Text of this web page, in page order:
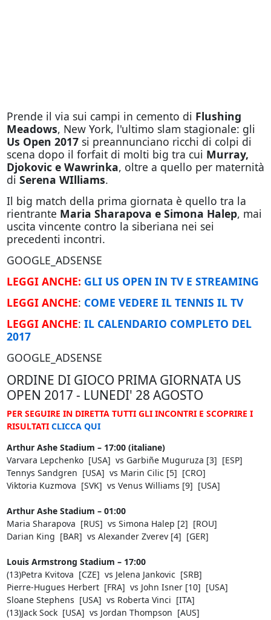
Prende il via sui campi in cemento di Flushing
Meadows, New York, l'ultimo slam stagionale: gli
Us Open 2017 si preannunciano ricchi di colpi di
scena dopo il forfait di molti big tra cui Murray,
Djokovic e Wawrinka, oltre a quello per maternità
di Serena WIlliams.
Il big match della prima giornata è quello tra la
rientrante Maria Sharapova e Simona Halep, mai
uscita vincente contro la siberiana nei sei
precedenti incontri.
GOOGLE_ADSENSE
LEGGI ANCHE: GLI US OPEN IN TV E STREAMING
LEGGI ANCHE: COME VEDERE IL TENNIS IL TV
LEGGI ANCHE: IL CALENDARIO COMPLETO DEL
2017
GOOGLE_ADSENSE
ORDINE DI GIOCO PRIMA GIORNATA US
OPEN 2017 - LUNEDI' 28 AGOSTO
PER SEGUIRE IN DIRETTA TUTTI GLI INCONTRI E SCOPRIRE I
RISULTATI CLICCA QUI
Arthur Ashe Stadium – 17:00 (italiane)
Varvara Lepchenko [USA] vs Garbiñe Muguruza [3] [ESP]
Tennys Sandgren [USA] vs Marin Cilic [5] [CRO]
Viktoria Kuzmova [SVK] vs Venus Williams [9] [USA]
Arthur Ashe Stadium – 01:00
Maria Sharapova [RUS] vs Simona Halep [2] [ROU]
Darian King [BAR] vs Alexander Zverev [4] [GER]
Louis Armstrong Stadium – 17:00
(13)Petra Kvitova [CZE] vs Jelena Jankovic [SRB]
Pierre-Hugues Herbert [FRA] vs John Isner [10] [USA]
Sloane Stephens [USA] vs Roberta Vinci [ITA]
(13)Jack Sock [USA] vs Jordan Thompson [AUS]